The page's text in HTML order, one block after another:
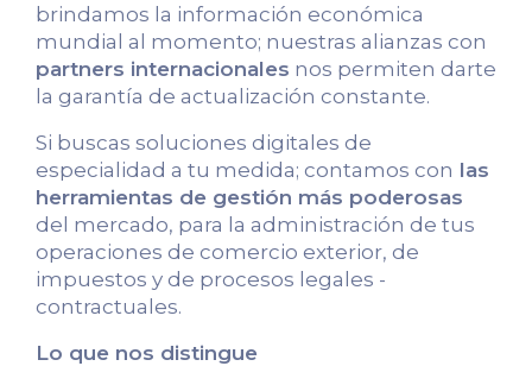
brindamos la información económica
mundial al momento; nuestras alianzas con
partners internacionales nos permiten darte
la garantía de actualización constante.
Si buscas soluciones digitales de
especialidad a tu medida; contamos con las
herramientas de gestión más poderosas
del mercado, para la administración de tus
operaciones de comercio exterior, de
impuestos y de procesos legales -
contractuales.
Lo que nos distingue